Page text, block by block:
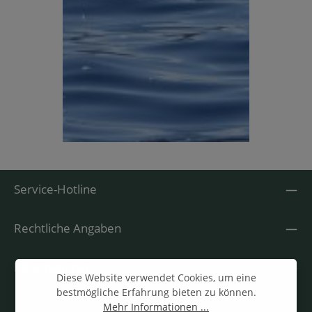
Service-Hotline
Rechtliche Angaben
Informationen
Diese Website verwendet Cookies, um eine
bestmögliche Erfahrung bieten zu können.
Mehr Informationen ...